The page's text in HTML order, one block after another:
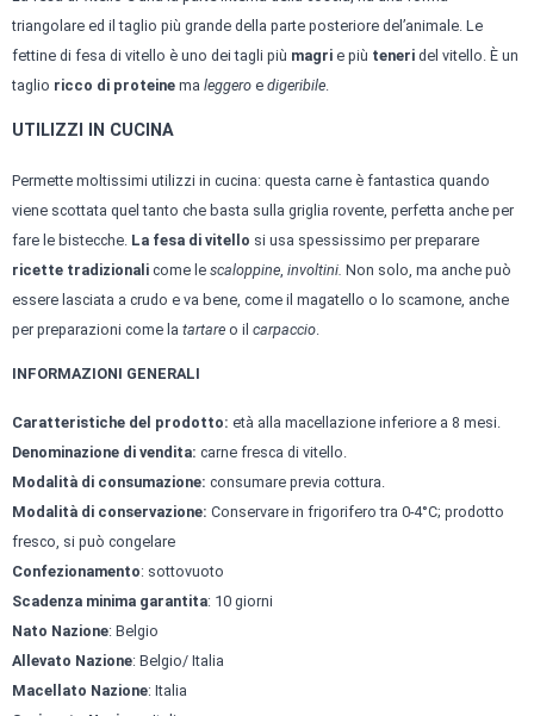
triangolare ed il taglio più grande della parte posteriore del’animale. Le
fettine di fesa di vitello è uno dei tagli più magri e più teneri del vitello. È un
taglio ricco di proteine ma leggero e digeribile
UTILIZZI IN CUCINA
Permette moltissimi utilizzi in cucina: questa carne è fantastica quando
viene scottata quel tanto che basta sulla griglia rovente, perfetta anche per
fare le bistecche. La fesa di vitello si usa spessissimo per preparare
ricette tradizionali come le scaloppine involtini. Non solo, ma anche può
essere lasciata a crudo e va bene, come il magatello o lo scamone, anche
per preparazioni come la tartare o il carpaccio
INFORMAZIONI GENERALI
Caratteristiche del prodotto: età alla macellazione inferiore a 8 mesi.
Denominazione di vendita: carne fresca di vitello.
Modalità di consumazione: consumare previa cottura.
Modalità di conservazione: Conservare in frigorifero tra 0-4°C; prodotto
fresco, si può congelare
Confezionamento: sottovuoto
Scadenza minima garantita: 10 giorni
Nato Nazione: Belgio
Allevato Nazione: Belgio/ Italia
Macellato Nazione: Italia